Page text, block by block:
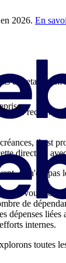
2026. En
en retard
de
il est
direction
ce n'est pas
vous
de
dépenses
internes.
toutes